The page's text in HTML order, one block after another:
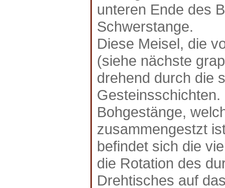
unteren Ende des
Schwerstange.
Diese Meisel, die
(siehe nächste
drehend durch die
Bohgestänge,
zusammengestzt
befindet sich die
die Rotation des
Drehtisches auf